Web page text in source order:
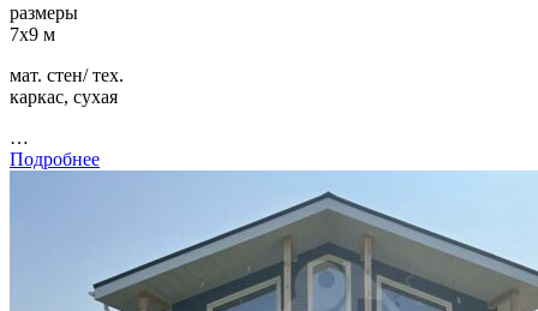
размеры
7х9 м
мат. стен/ тех.
каркас, сухая
…
Подробнее